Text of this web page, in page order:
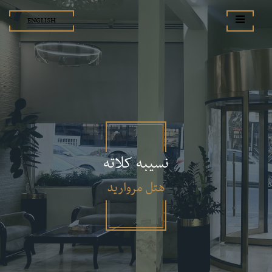
ENGLISH
نسیبه کلاته
هتل مروارید